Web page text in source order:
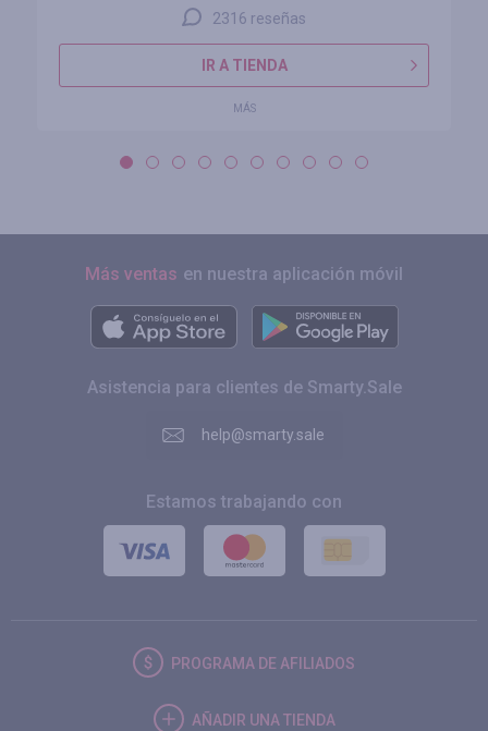
2316 reseñas
IR A TIENDA
MÁS
Más ventas en nuestra aplicación móvil
Asistencia para clientes de Smarty.Sale
help@smarty.sale
Estamos trabajando con
PROGRAMA DE AFILIADOS
AÑADIR UNA TIENDA